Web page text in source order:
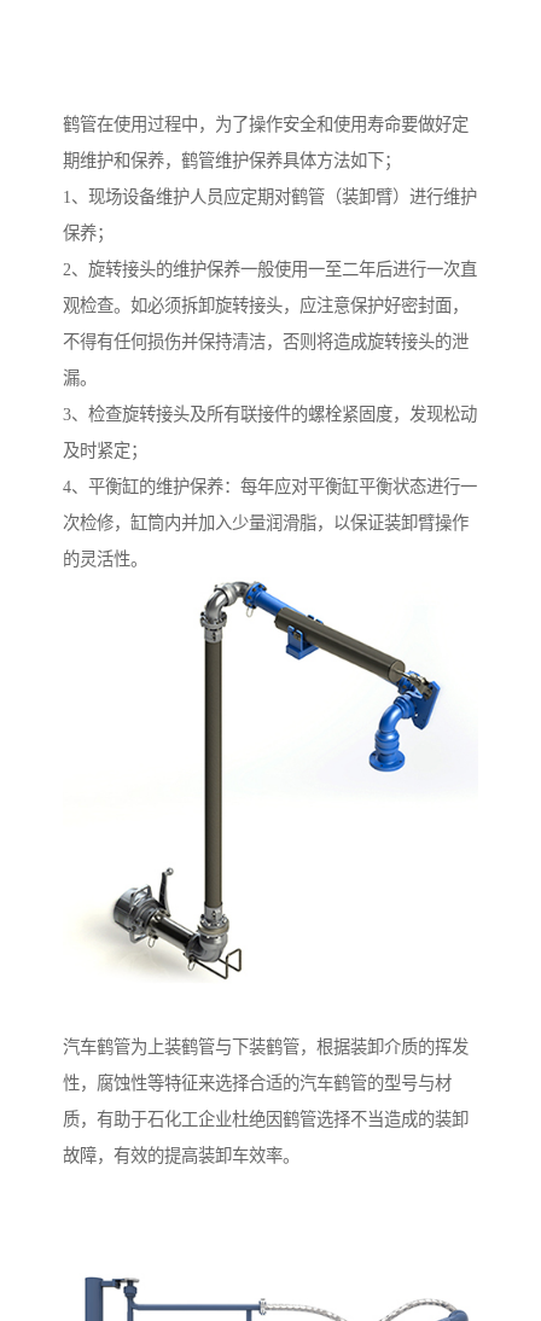
鹤管在使用过程中，为了操作安全和使用寿命要做好定
期维护和保养，鹤管维护保养具体方法如下；
1、现场设备维护人员应定期对鹤管（装卸臂）进行维护
保养；
2、旋转接头的维护保养一般使用一至二年后进行一次直
观检查。如必须拆卸旋转接头，应注意保护好密封面，
不得有任何损伤并保持清洁，否则将造成旋转接头的泄
漏。
3、检查旋转接头及所有联接件的螺栓紧固度，发现松动
及时紧定；
4、平衡缸的维护保养：每年应对平衡缸平衡状态进行一
次检修，缸筒内并加入少量润滑脂，以保证装卸臂操作
的灵活性。
汽车鹤管为上装鹤管与下装鹤管，根据装卸介质的挥发
性，腐蚀性等特征来选择合适的汽车鹤管的型号与材
质，有助于石化工企业杜绝因鹤管选择不当造成的装卸
故障，有效的提高装卸车效率。